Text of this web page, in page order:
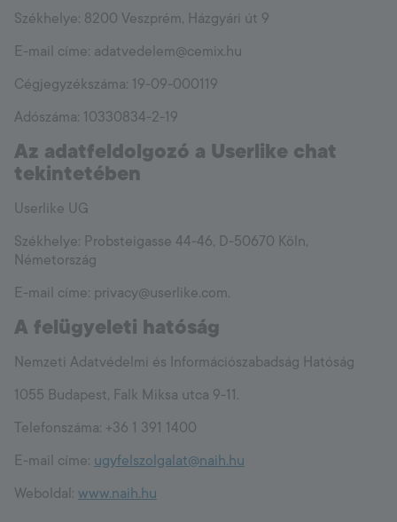
Székhelye: 8200 Veszprém, Házgyári út 9
E-mail címe: adatvedelem@cemix.hu
Cégjegyzékszáma: 19-09-000119
Adószáma: 10330834-2-19
Az adatfeldolgozó a Userlike chat
tekintetében
Userlike UG
Székhelye: Probsteigasse 44-46, D-50670 Köln,
Németország
E-mail címe: privacy@userlike.com.
A felügyeleti hatóság
Nemzeti Adatvédelmi és Információszabadság Hatóság
1055 Budapest, Falk Miksa utca 9-11.
Telefonszáma: +36 1 391 1400
E-mail címe: ugyfelszolgalat@naih.hu
Weboldal: www.naih.hu